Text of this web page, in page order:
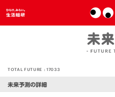
TOTAL FUTURE :17033
未来予測の詳細